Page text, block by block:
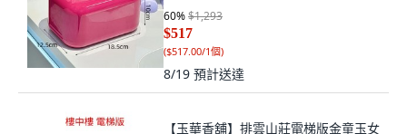
60%$1,293
$517
($517.00/1個)
8/19 預計送達
【玉華香舖】排雲山莊電梯版金童玉女